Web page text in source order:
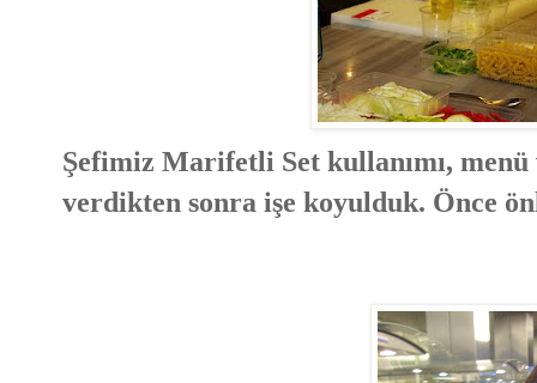
Şefimiz Marifetli Set kullanımı, menü
verdikten sonra işe koyulduk. Önce